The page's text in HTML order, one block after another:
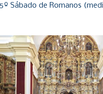
Sábado de Romanos